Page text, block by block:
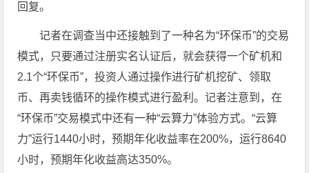
回复。
记者在调查当中还接触到了一种名为“环保币”的交易
模式，只要通过注册实名认证后，就会获得一个矿机和
2.1个“环保币”，投资人通过操作进行矿机挖矿、领取
币、再卖钱循环的操作模式进行盈利。记者注意到，在
“环保币”交易模式中还有一种“云算力”体验方式。“云算
力”运行1440小时，预期年化收益率在200%，运行8640
小时，预期年化收益高达350%。